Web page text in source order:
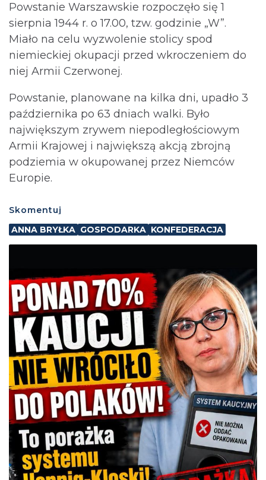
Powstanie Warszawskie rozpoczęło się 1
sierpnia 1944 r. o 17.00, tzw. godzinie „W”.
Miało na celu wyzwolenie stolicy spod
niemieckiej okupacji przed wkroczeniem do
niej Armii Czerwonej.
Powstanie, planowane na kilka dni, upadło 3
października po 63 dniach walki. Było
największym zrywem niepodległościowym
Armii Krajowej i największą akcją zbrojną
podziemia w okupowanej przez Niemców
Europie.
Skomentuj
ANNA BRYŁKA GOSPODARKA KONFEDERACJA